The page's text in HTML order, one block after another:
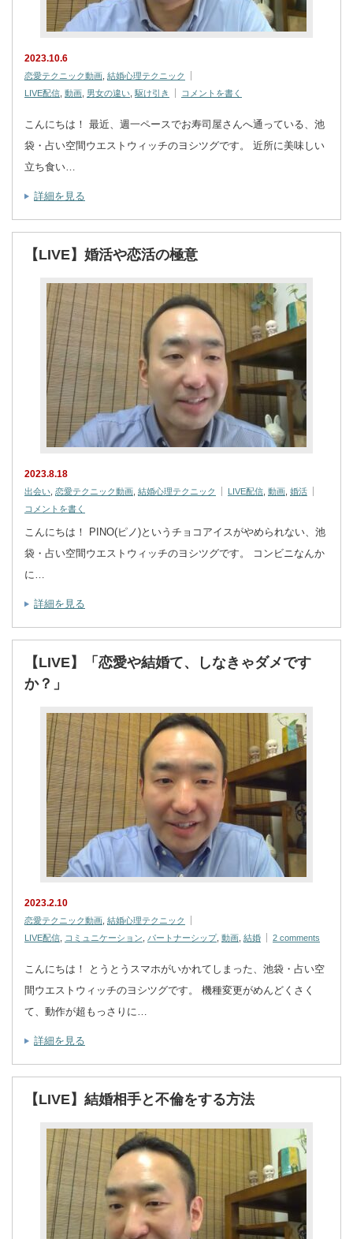
2023.10.6
恋愛テクニック動画 結婚心理テクニック
LIVE配信 動画 男女の違い 駆け引き コメントを書く
こんにちは！ 最近、週一ペースでお寿司屋さんへ通っている、池
袋・占い空間ウエストウィッチのヨシツグです。 近所に美味しい
立ち食い…
詳細を見る
【LIVE】婚活や恋活の極意
2023.8.18
出会い 恋愛テクニック動画 結婚心理テクニック LIVE配信 動画 婚活
コメントを書く
こんにちは！ PINO(ピノ)というチョコアイスがやめられない、池
袋・占い空間ウエストウィッチのヨシツグです。 コンビニなんか
に…
詳細を見る
【LIVE】「恋愛や結婚て、しなきゃダメです
か？」
2023.2.10
恋愛テクニック動画, 結婚心理テクニック
LIVE配信, コミュニケーション, パートナーシップ, 動画, 結婚 2 comments
こんにちは！ とうとうスマホがいかれてしまった、池袋・占い空
間ウエストウィッチのヨシツグです。 機種変更がめんどくさく
て、動作が超もっさりに…
詳細を見る
【LIVE】結婚相手と不倫をする方法